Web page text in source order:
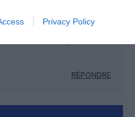
Privacy Policy
PNC”. Toutes les catégories
RÉPONDRE